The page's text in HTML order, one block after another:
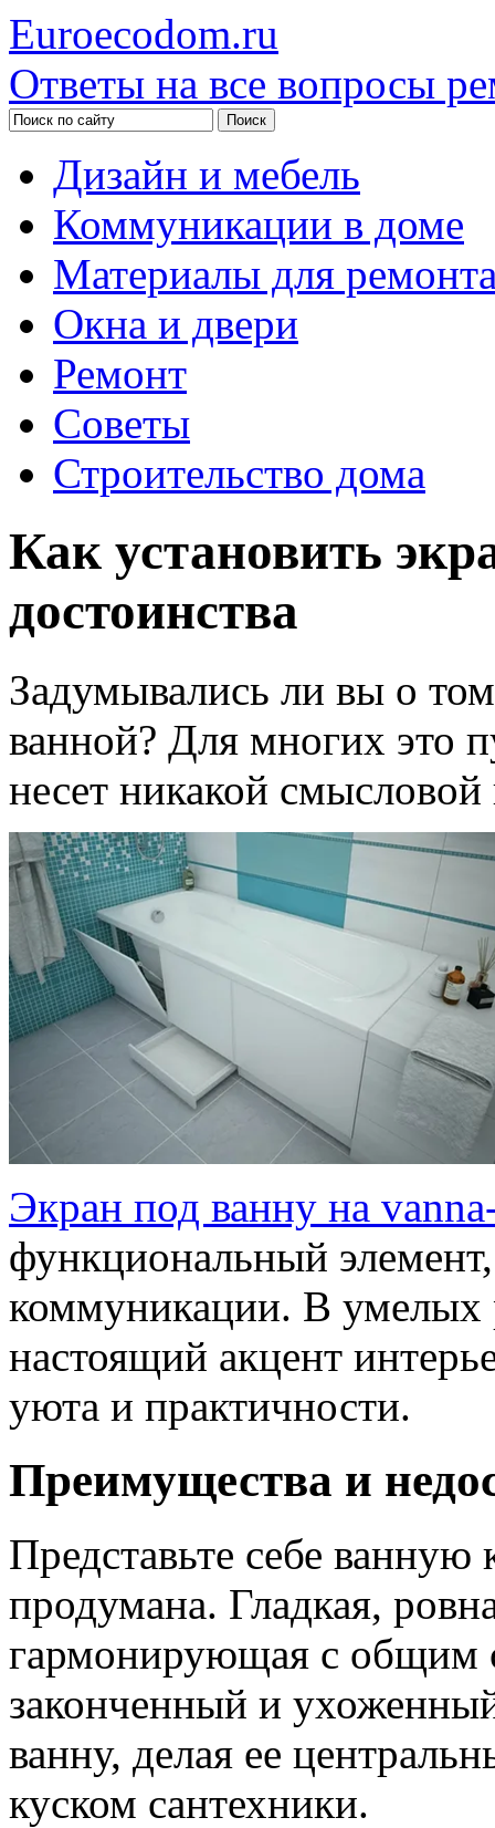
Euroecodom.ru
Ответы на все вопросы
Дизайн и мебель
Коммуникации в доме
Материалы для
Окна и двери
Ремонт
Советы
Строительство дома
Как установить
достоинства
Задумывались ли вы о
ванной? Для многих это
несет никакой
Экран под ванну на
функциональный
коммуникации. В умелых
настоящий акцент
уюта и практичности.
Преимущества и
Представьте себе ванную
продумана. Гладкая,
гармонирующая с общим
законченный и
ванну, делая ее
куском сантехники.